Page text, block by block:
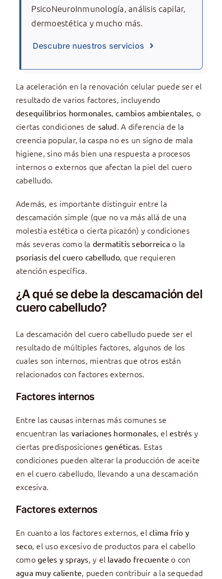
PsicoNeuroInmunología, análisis capilar,
dermoestética y mucho más.
Descubre nuestros servicios
La aceleración en la renovación celular puede ser el
resultado de varios factores, incluyendo
desequilibrios hormonales,cambios ambientales, o
ciertas condiciones de salud. A diferencia de la
creencia popular, la caspa no es un signo de mala
higiene, sino más bien una respuesta a procesos
internos o externos que afectan la piel del cuero
cabelludo.
Además, es importante distinguir entre la
descamación simple (que no va más allá de una
molestia estética o cierta picazón) y condiciones
más severas como la dermatitis seborreicao la
psoriasis del cuero cabelludo, que requieren
atención específica.
¿A qué se debe la descamación del
cuero cabelludo?
La descamación del cuero cabelludo puede ser el
resultado de múltiples factores, algunos de los
cuales son internos, mientras que otros están
relacionados con factores externos.
Factores internos
Entre las causas internas más comunes se
encuentran las variaciones hormonales, elestrés y
ciertas predisposiciones genéticas. Estas
condiciones pueden alterar la producción de aceite
en el cuero cabelludo, llevando a una descamación
excesiva.
Factores externos
En cuanto a los factores externos, elclima frío y
seco, el uso excesivo de productos para el cabello
comogeles y sprays, y el lavado frecuente o con
agua muy caliente, pueden contribuir a la sequedad